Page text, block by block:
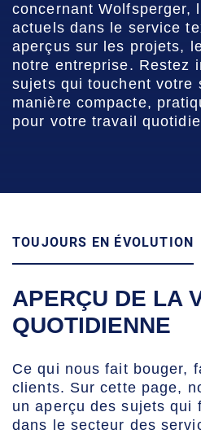
concernant Wolfsperger,
actuels dans le service
aperçus sur les projets,
notre entreprise. Restez
sujets qui touchent votre
manière compacte,
pour votre travail
TOUJOURS EN ÉVOLUTION
APERÇU DE LA
QUOTIDIENNE
Ce qui nous fait bouger,
clients. Sur cette page,
un aperçu des sujets qui
dans le secteur des